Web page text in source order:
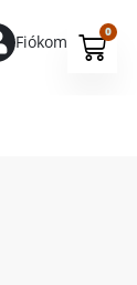
Fiókom
0